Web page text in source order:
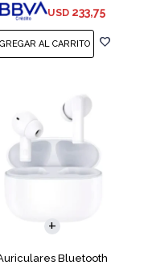
USD 233,75
Bluetooth